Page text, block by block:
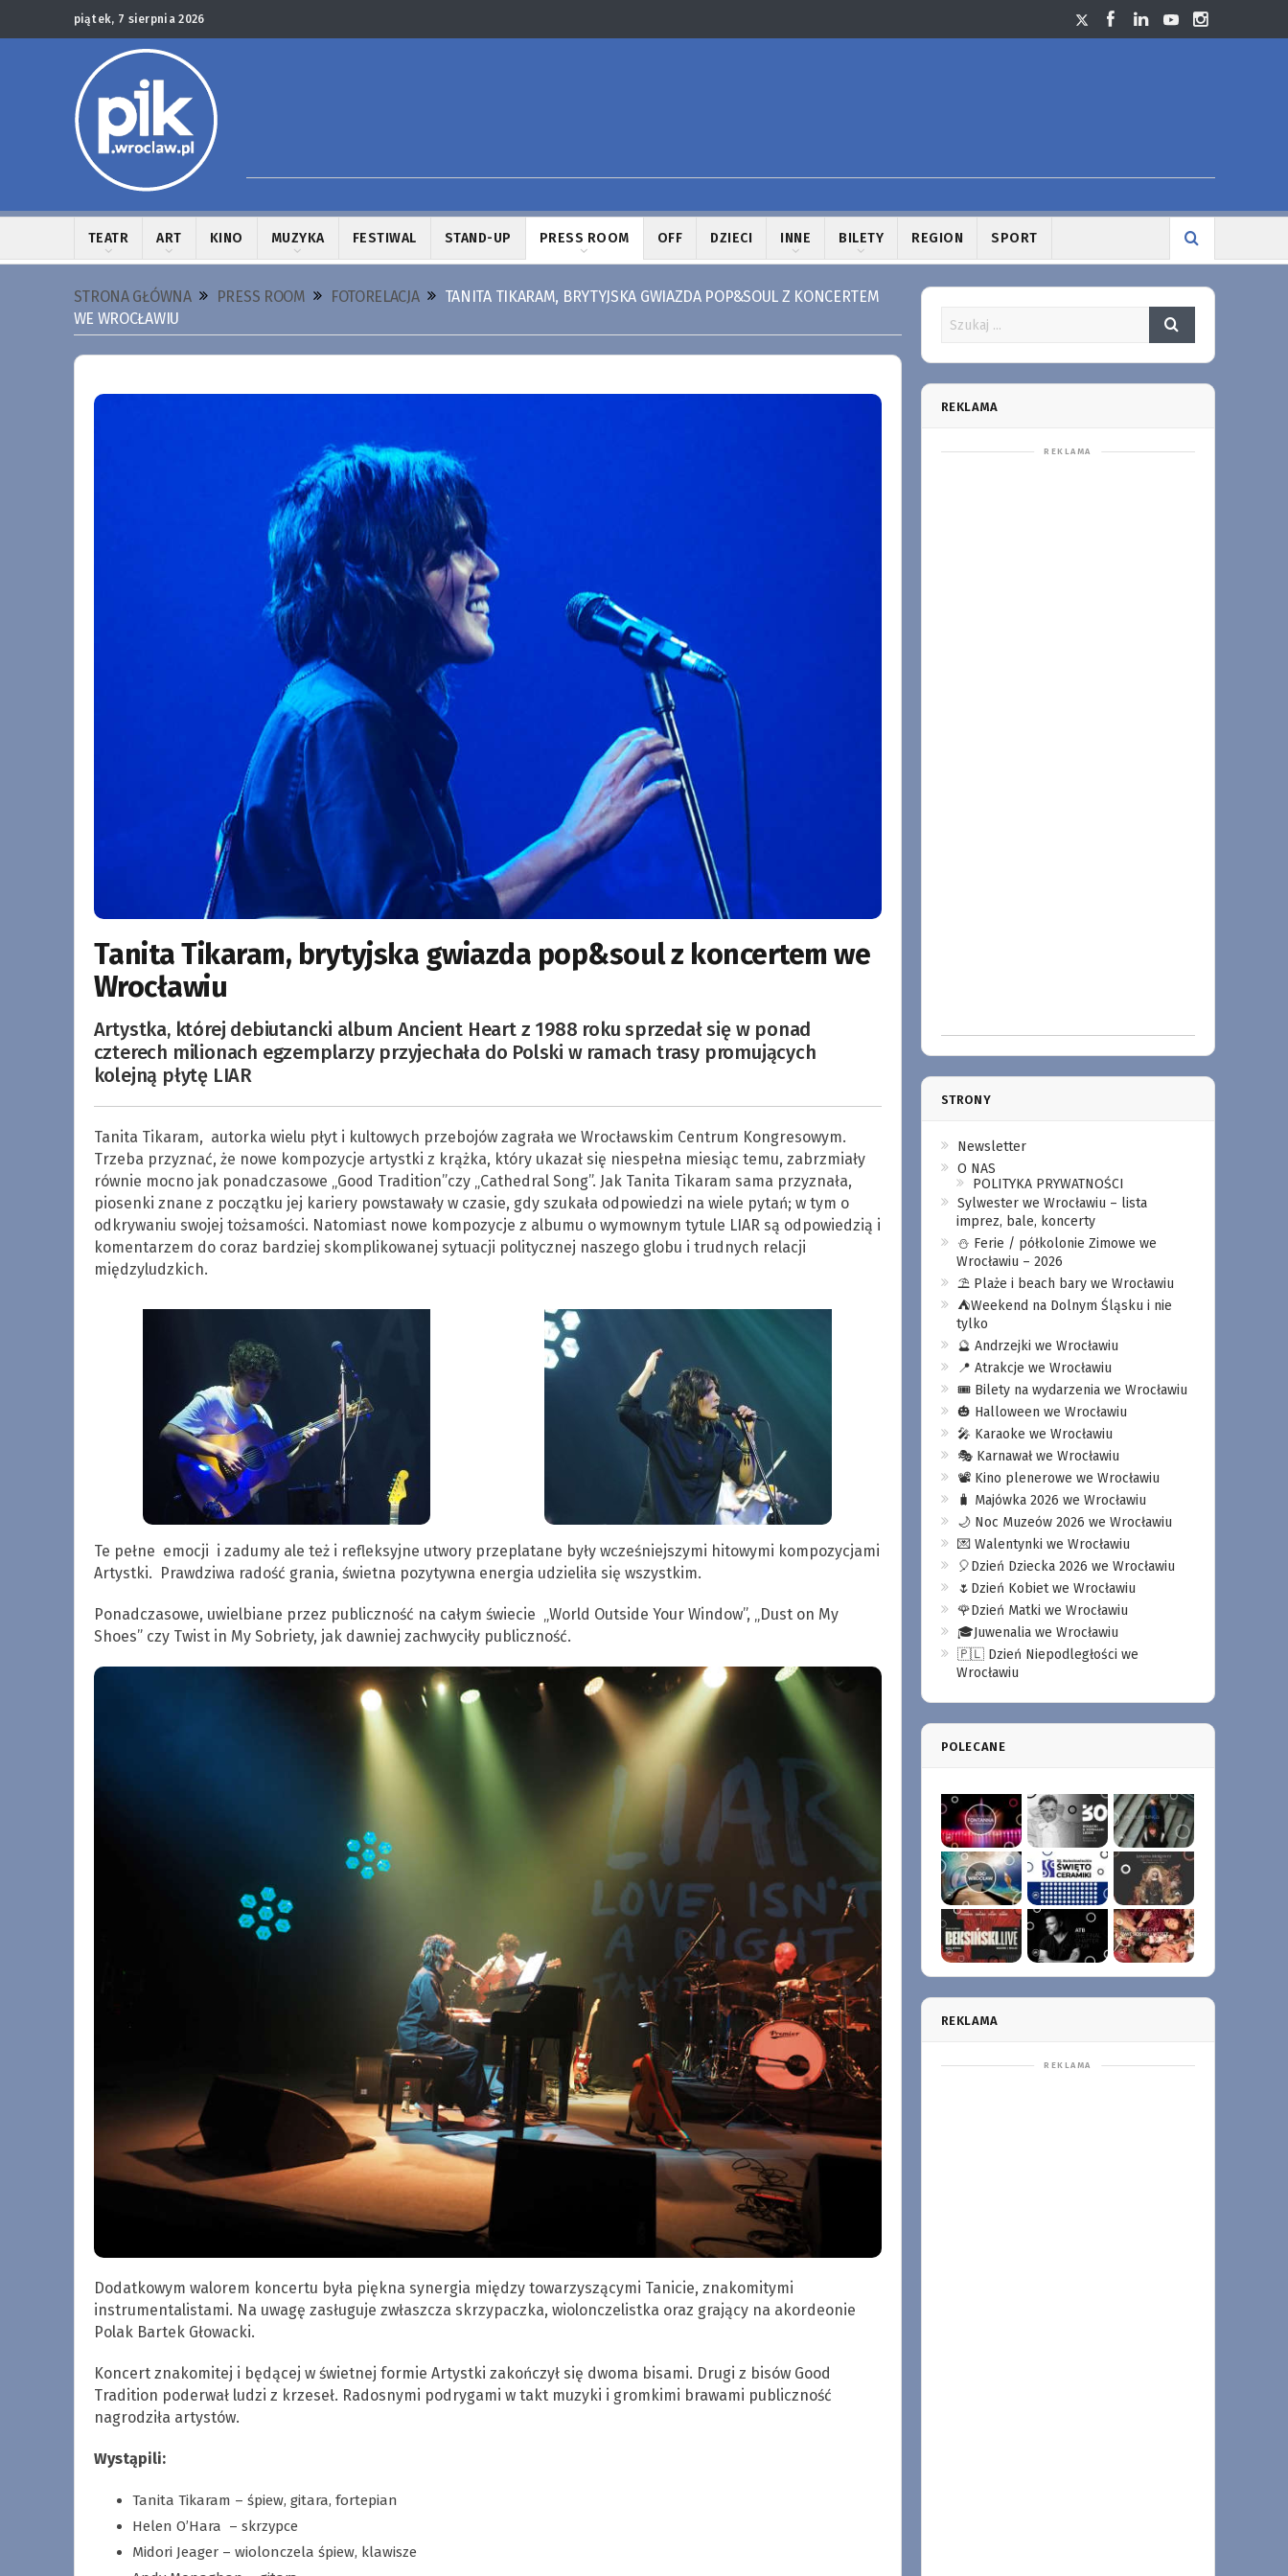
piątek, 7 sierpnia 2026
TEATR ART KINO MUZYKA FESTIWAL STAND-UP PRESS ROOM OFF DZIECI INNE BILETY REGION SPORT
STRONA GŁÓWNA PRESS ROOM FOTORELACJA
TANITA TIKARAM, BRYTYJSKA GWIAZDA POP&SOUL Z KONCERTEM
WE WROCŁAWIU
Tanita Tikaram, brytyjska gwiazda pop&soul z koncertem we
Wrocławiu
Artystka, której debiutancki album Ancient Heart z 1988 roku sprzedał się w ponad
czterech milionach egzemplarzy przyjechała do Polski w ramach trasy promujących
kolejną płytę LIAR
Tanita Tikaram, autorka wielu płyt i kultowych przebojów zagrała we Wrocławskim Centrum Kongresowym.
Trzeba przyznać, że nowe kompozycje artystki z krążka, który ukazał się niespełna miesiąc temu, zabrzmiały
równie mocno jak ponadczasowe „Good Tradition”czy „Cathedral Song”. Jak Tanita Tikaram sama przyznała,
piosenki znane z początku jej kariery powstawały w czasie, gdy szukała odpowiedzi na wiele pytań; w tym o
odkrywaniu swojej tożsamości. Natomiast nowe kompozycje z albumu o wymownym tytule LIAR są odpowiedzią i
komentarzem do coraz bardziej skomplikowanej sytuacji politycznej naszego globu i trudnych relacji
międzyludzkich.
Te pełne emocji i zadumy ale też i refleksyjne utwory przeplatane były wcześniejszymi hitowymi kompozycjami
Artystki. Prawdziwa radość grania, świetna pozytywna energia udzieliła się wszystkim.
Ponadczasowe, uwielbiane przez publiczność na całym świecie „World Outside Your Window”, „Dust on My
Shoes” czy Twist in My Sobriety, jak dawniej zachwyciły publiczność.
Dodatkowym walorem koncertu była piękna synergia między towarzyszącymi Tanicie, znakomitymi
instrumentalistami. Na uwagę zasługuje zwłaszcza skrzypaczka, wiolonczelistka oraz grający na akordeonie
Polak Bartek Głowacki.
Koncert znakomitej i będącej w świetnej formie Artystki zakończył się dwoma bisami. Drugi z bisów Good
Tradition poderwał ludzi z krzeseł. Radosnymi podrygami w takt muzyki i gromkimi brawami publiczność
nagrodziła artystów.
Wystąpili:
Tanita Tikaram – śpiew, gitara, fortepian
Helen O’Hara – skrzypce
Midori Jeager – wiolonczela śpiew, klawisze
REKLAMA
STRONY
Newsletter
O NAS
POLITYKA PRYWATNOŚCI
Sylwester we Wrocławiu – lista
imprez, bale, koncerty
⛄️ Ferie / półkolonie Zimowe we
Wrocławiu – 2026
⛱️ Plaże i beach bary we Wrocławiu
⛺️Weekend na Dolnym Śląsku i nie
tylko
🔮 Andrzejki we Wrocławiu
📍 Atrakcje we Wrocławiu
🎟️ Bilety na wydarzenia we Wrocławiu
🎃 Halloween we Wrocławiu
🎤 Karaoke we Wrocławiu
🎭 Karnawał we Wrocławiu
📽️ Kino plenerowe we Wrocławiu
🧳 Majówka 2026 we Wrocławiu
🌙 Noc Muzeów 2026 we Wrocławiu
💌 Walentynki we Wrocławiu
🎈Dzień Dziecka 2026 we Wrocławiu
🌷Dzień Kobiet we Wrocławiu
🌹Dzień Matki we Wrocławiu
🎓Juwenalia we Wrocławiu
🇵🇱 Dzień Niepodległości we
Wrocławiu
POLECANE
REKLAMA